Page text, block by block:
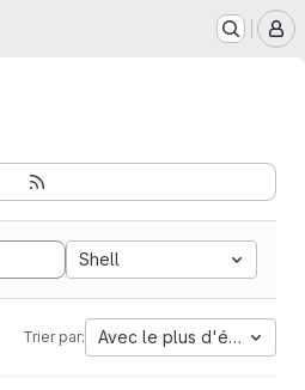
Shell
Trier par: Avec le plus d'étoiles